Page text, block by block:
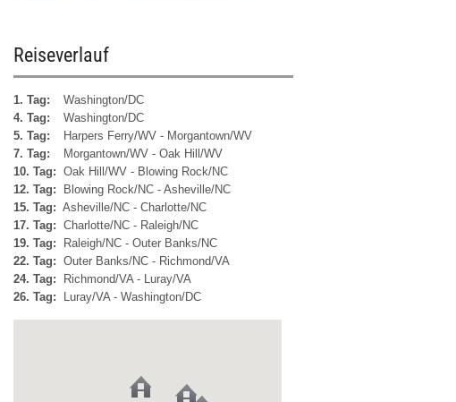
Reiseverlauf
1. Tag:
Washington/DC
4. Tag:
Washington/DC
5. Tag:
Harpers Ferry/WV - Morgantown/WV
7. Tag:
Morgantown/WV - Oak Hill/WV
10. Tag: Oak Hill/WV - Blowing Rock/NC
12. Tag:
Blowing Rock/NC - Asheville/NC
15. Tag: Asheville/NC - Charlotte/NC
17. Tag: Charlotte/NC - Raleigh/NC
19. Tag:
Raleigh/NC - Outer Banks/NC
22. Tag: Outer Banks/NC - Richmond/VA
24. Tag:
Richmond/VA - Luray/VA
26. Tag:
Luray/VA - Washington/DC